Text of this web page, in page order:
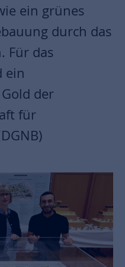
ein grünes
durch das
Für das
ein
der
für